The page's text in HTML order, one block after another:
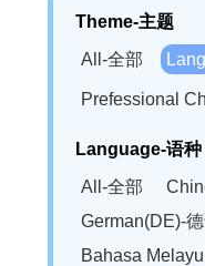
Theme-主题
All-全部
Prefessional
Language-语种
All-全部
German(DE)-
Bahasa